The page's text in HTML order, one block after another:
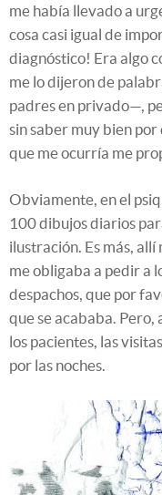
me había llevado a
cosa casi igual de
diagnóstico! Era algo
me lo dijeron de
padres en privado—,
sin saber muy bien por
que me ocurría me
Obviamente, en el
100 dibujos diarios
ilustración. Es más,
me obligaba a pedir a
despachos, que por
que se acababa. Pero,
los pacientes, las
por las noches.